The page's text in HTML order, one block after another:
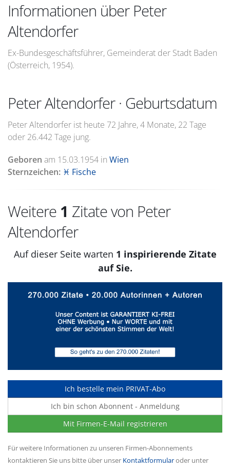
Informationen über Peter
Altendorfer
Ex-Bundesgeschäftsführer, Gemeinderat der Stadt Baden
(Österreich, 1954).
Peter Altendorfer · Geburtsdatum
Peter Altendorfer ist heute 72 Jahre, 4 Monate, 22 Tage
oder 26.442 Tage jung.
Geboren am 15.03.1954 in Wien
Sternzeichen: ♓ Fische
Weitere 1 Zitate von Peter
Altendorfer
Auf dieser Seite warten 1 inspirierende Zitate
auf Sie.
Ich bestelle mein PRIVAT-Abo
Ich bin schon Abonnent - Anmeldung
Mit Firmen-E-Mail registrieren
Für weitere Informationen zu unseren Firmen-Abonnements
kontaktieren Sie uns bitte über unser Kontaktformularoder unter